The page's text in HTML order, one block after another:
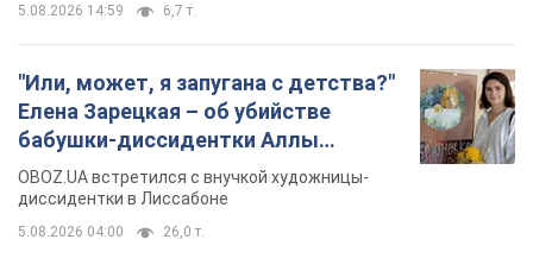
5.08.2026 14:59 6,7 т.
"Или, может, я запугана с детства?"
Елена Зарецкая – об убийстве
бабушки-диссидентки Аллы
Горской, критике сына Стуса и
бегстве в Португалию с пятью
детьми
OBOZ.UA встретился с внучкой художницы-
диссидентки в Лиссабоне
5.08.2026 04:00 26,0 т.